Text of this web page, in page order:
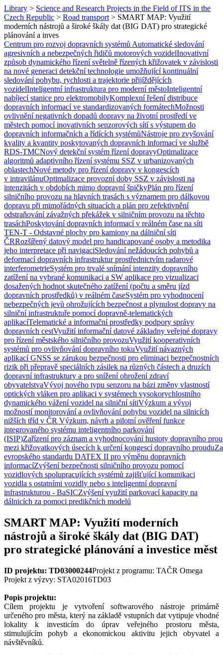
Library > Science and Research Projects in the Field of ITS in the
Czech Republic > Road transport > SMART MAP: Využití
moderních nástrojů a široké škály dat (BIG DAT) pro strategické
plánování a inves
Centrum pro rozvoj dopravních systémů Automatické sledování
agresivních a nebezpečných řidičů motorových vozidelInovativní
způsob dynamického řízení světelně řízených křižovatek v závislosti
na nové generaci detekční technologie umožňující kontinuální
sledování pohybu, rychlosti a trajektorie přijíždějících
vozidelInteligentní infrastruktura pro moderní městoInteligentní
nabíjecí stanice pro elektromobilyKomplexní řešení distribuce
dopravních informací ve standardizovaných formátechMožnosti
ovlivnění negativních dopadů dopravy na životní prostředí ve
městech pomocí inovativních senzorových sítí s výstupem do
dopravních informačních a řídících systémůNástroje pro zvyšování
kvality a kvantity poskytovaných dopravních informací ve službě
RDS-TMCNový detekční systém řízení dopravyOptimalizace
algoritmů adaptivního řízení systému SSZ v urbanizovaných
oblastechNové metody pro řízení dopravy v kongescích
v intravilánuOptimalizace provozní doby SSZ v závislosti na
intenzitách v obdobích mimo dopravní špičkyPlán pro řízení
silničního provozu na hlavních trasách s významem pro dálkovou
dopravu při mimořádných situacích a plán pro zefektivnění
odstraňování závažných překážek v silničním provozu na těchto
trasáchPoskytování dopravních informací v reálném čase na síti
TEN-T - Odstavné plochy pro kamiony na dálniční síti
ČRRozšířený datový model pro handicapované osoby a metodika
jeho interpretace při navigaciSledování nežádoucích pohybů a
deformací dopravních infrastruktur prostřednictvím radarové
interferometrieSystém pro trvalé snímání intenzity dopravního
zatížení na vybrané komunikaci a SW aplikace pro vizualizaci
dosažených hodnot skutečného zatížení (počtu a směru jízd
dopravních prostředků) v reálném časeSystém pro vyhodnocení
nebezpečných jevů ohrožujících bezpečnost a plynulost dopravy na
silniční infrastruktuře pomocí dopravně-telematických
aplikacíTelematické a informační prostředky podpory správy
dopravních cestVyužití informační datové základny veřejné dopravy
pro řízení městského silničního provozuVyužití kooperativních
systémů pro ovlivňování dopravního tokuVyužití návazných
aplikací GNSS se zárukou bezpečnosti pro eliminaci bezpečnostních
rizik při přepravě speciálních zásilek na různých částech a druzích
dopravní infrastruktury a pro snížení ohrožení zdraví
obyvatelstvaVývoj nového typu senzoru na bázi změny vlastností
optických vláken pro aplikaci v systémech vysokorychlostního
dynamického vážení vozidel na silniční sítiVýzkum a vývoj
možností monitorování a ovlivňování pohybu vozidel na silnicích
nižších tříd v ČR Výzkum, návrh a pilotní ověření funkce
integrovaného systému inteligentního parkování
(ISIP)Zařízení pro záznam a vyhodnocování hustoty dopravního
mezi křižovatkových úsecích k určení kongescí dopravního proudu
evropského standardu DATEX II pro výměnu dopravních
informacíZvýšení bezpečnosti silničního provozu pomocí
vozidlových spolupracujících systémů zajišťující komunikaci
vozidla s ostatními vozidly nebo s inteligentní dopravní
infrastrukturou - BaSICZvýšení využití parkovací kapacity na
dálnicích za pomoci predikčních modelů
SMART MAP: Využití moderních
nástrojů a široké škály dat (BIG DAT)
pro strategické plánování a investice měst
ID projektu: TD03000244Projekt z programu: TAČR Omega
Projekt z výzvy: STA02016TD03
Popis projektu:
Cílem projektu je vytvoření softwarového nástroje primárně
určeného pro města, který na základě vstupních dat vytipuje vhodné
lokality k investicím do úprav veřejného prostoru města,
stimulujícím pohyb a ekonomickou aktivitu jejich obyvatel a
návštěvníků.